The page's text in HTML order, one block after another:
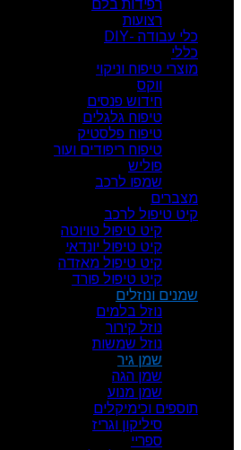
רפידות בלם
רצועות
כלי עבודה -DIY
כללי
מוצרי טיפוח וניקוי
ווקס
חידוש פנסים
טיפוח גלגלים
טיפוח פלסטיק
טיפוח ריפודים ועור
פוליש
שמפו לרכב
מצברים
קיט טיפול לרכב
קיט טיפול טויוטה
קיט טיפול יונדאי
קיט טיפול מאזדה
קיט טיפול פורד
שמנים ונוזלים
נוזל בלמים
נוזל קירור
נוזל שמשות
שמן גיר
שמן הגה
שמן מנוע
תוספים וכימיקלים
סיליקון וגריז
ספריי